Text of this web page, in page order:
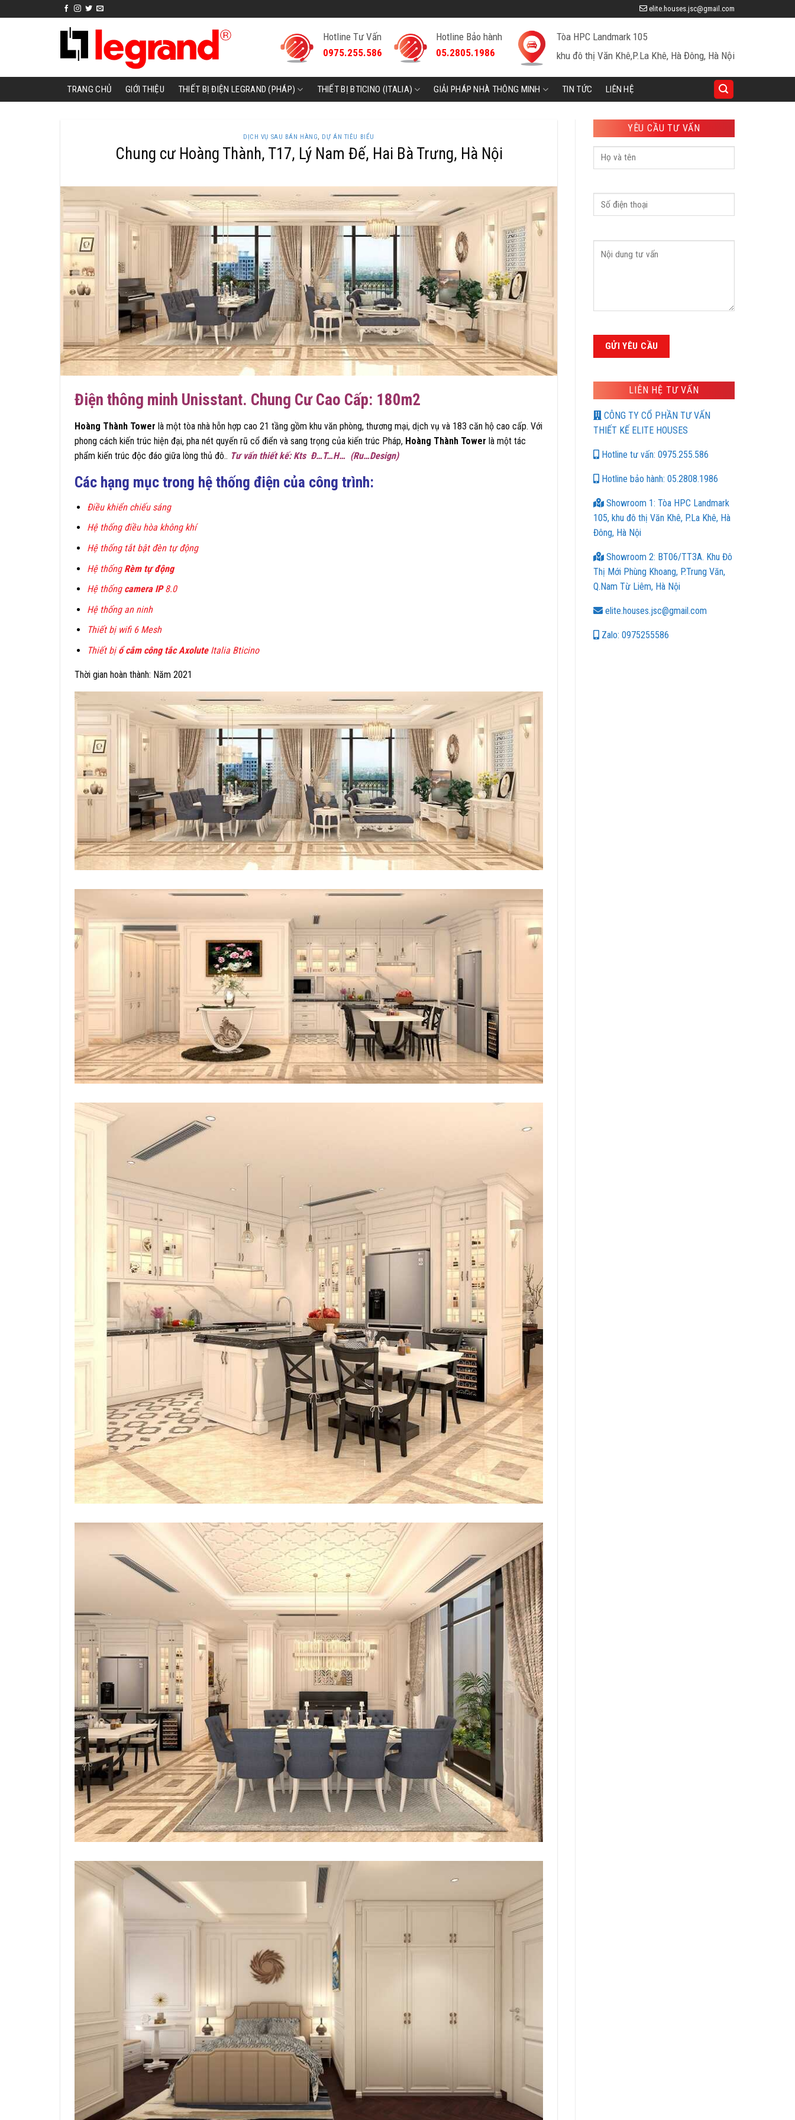
to
elite.houses.jsc@gmail.com
Hotline Tư Vấn
0975.255.586
Hotline Bảo hành
05.2805.1986
Tòa HPC Landmark 105
khu đô thị Văn Khê,P.La Khê, Hà Đông, Hà Nội
TRANG CHỦ GIỚI THIỆU THIẾT BỊ ĐIỆN LEGRAND (PHÁP) THIẾT BỊ BTICINO (ITALIA) GIẢI PHÁP NHÀ THÔNG MINH TIN TỨC LIÊN HỆ
DỊCH VỤ SAU BÁN HÀNG, DỰ ÁN TIÊU BIỂU
Chung cư Hoàng Thành, T17, Lý Nam Đế, Hai Bà Trưng, Hà Nội
Điện thông minh Unisstant. Chung Cư Cao Cấp: 180m2
Hoàng Thành Tower là một tòa nhà hỗn hợp cao 21 tầng gồm khu văn phòng, thương mại, dịch vụ và 183 căn hộ cao cấp. Với
phong cách kiến trúc hiện đại, pha nét quyến rũ cổ điển và sang trọng của kiến trúc Pháp, Hoàng Thành Tower là một tác
phẩm kiến trúc độc đáo giữa lòng thủ đô.. Tư vấn thiết kế: Kts Đ…T…H… (Ru…Design)
Các hạng mục trong hệ thống điện của công trình:
Điều khiển chiếu sáng
Hệ thống điều hòa không khí
Hệ thống tắt bật đèn tự động
Hệ thống Rèm tự động
Hệ thống camera IP8.0
Hệ thống an ninh
Thiết bị wifi 6 Mesh
Thiết bịổ cắm công tắc AxoluteItalia Bticino
Thời gian hoàn thành: Năm 2021
YÊU CẦU TƯ VẤN
LIÊN HỆ TƯ VẤN
CÔNG TY CỔ PHẦN TƯ VẤN
THIẾT KẾ ELITE HOUSES
Hotline tư vấn: 0975.255.586
Hotline bảo hành: 05.2808.1986
Showroom 1: Tòa HPC Landmark
105, khu đô thị Văn Khê, P.La Khê, Hà
Đông, Hà Nội
Showroom 2: BT06/TT3A. Khu Đô
Thị Mới Phùng Khoang, P.Trung Văn,
Q.Nam Từ Liêm, Hà Nội
elite.houses.jsc@gmail.com
Zalo: 0975255586